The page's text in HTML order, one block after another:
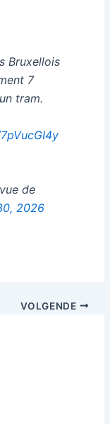
Bruxellois
7
tram.
de
2026
VOLGENDE